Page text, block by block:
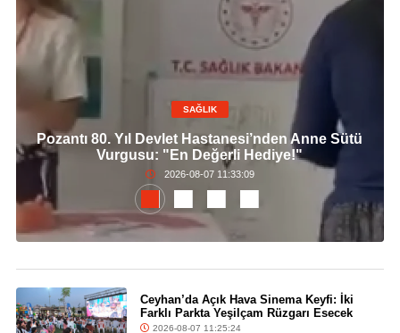
SAĞLIK
Pozantı 80. Yıl Devlet Hastanesi’nden Anne Sütü
Vurgusu: "En Değerli Hediye!"
2026-08-07 11:33:09
Ceyhan’da Açık Hava Sinema Keyfi: İki
Farklı Parkta Yeşilçam Rüzgarı Esecek
2026-08-07 11:25:24